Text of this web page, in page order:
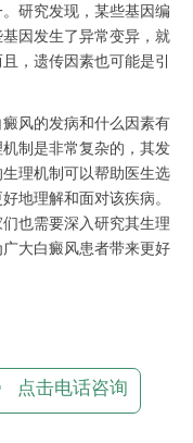
研究发现，某些基因编
因发生了异常变异，就
，遗传因素也可能是引
风的发病和什么因素有
制是非常复杂的，其发
理机制可以帮助医生选
地理解和面对该疾病。
也需要深入研究其生理
大白癜风患者带来更好
点击电话咨询